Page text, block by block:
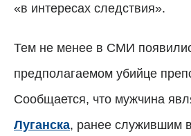
«в интересах следствия».
Тем не менее в СМИ
предполагаемом убийце
Сообщается, что мужчина
Луганска, ранее служившим